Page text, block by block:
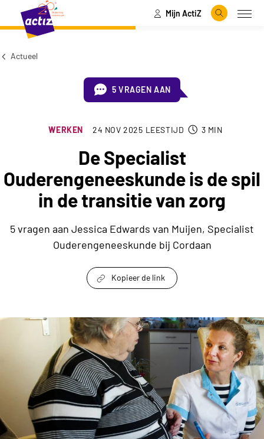
Naar hoofdinhoud
Naar menu Mijn ActiZ
Zoeken
Actueel
5 VRAGEN AAN
WERKEN 24 NOV 2025 LEESTIJD 3 MIN
De Specialist
Ouderengeneeskunde is de spil
in de transitie van zorg
5 vragen aan Jessica Edwards van Muijen, Specialist
Ouderengeneeskunde bij Cordaan
Kopieer de link
De Specialist Ouderengeneeskunde is de spil